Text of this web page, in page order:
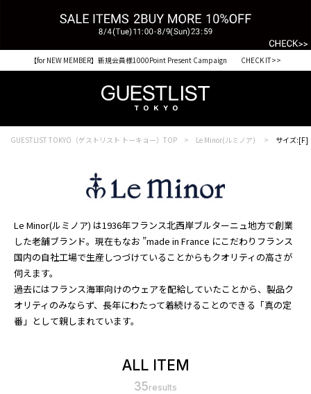
【for NEW MEMBER】新規会員様1000Point Present Campaign CHECK IT>>
GUESTLIST TOKYO（ゲストリスト トーキョー）TOP Le Minor(ルミノア) サイズ:[F]
Le Minor(ルミノア) は1936年フランス北西岸ブルターニュ地方で創業
した老舗ブランド。現在もなお ”made in France にこだわりフランス
国内の自社工場で生産しつづけていることからもクオリティの高さが
伺えます。
過去にはフランス海軍向けのウェアを配給していたことから、製品ク
オリティのみならず、長年にわたって着続けることのできる「真の定
番」として親しまれています。
ALL ITEM
35results